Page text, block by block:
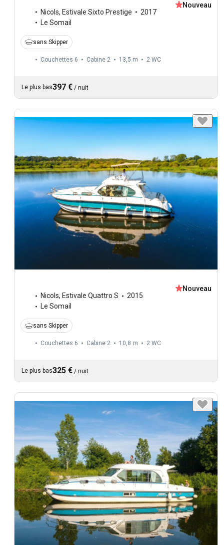
Nicols, Estivale Sixto Prestige
2017
Le Somail
Nouveau
sans Skipper
Couchettes 6 Cabine 2 13,5 m 2 WC
Le plus bas397 € / nuit
Nicols, Estivale Quattro S
2015
Le Somail
Nouveau
sans Skipper
Couchettes 6 Cabine 2 10,8 m 2 WC
Le plus bas325 € / nuit